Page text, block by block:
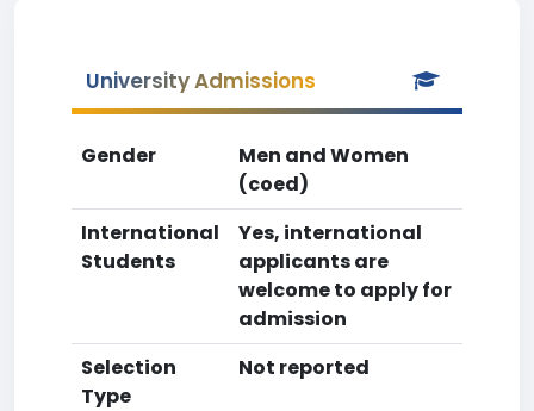
University Admissions
Gender
Men and Women
(coed)
International
Students
Yes, international
applicants are
welcome to apply for
admission
Selection
Type
Not reported